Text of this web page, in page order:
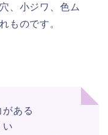
、小ジワ、色ム
ものです。
ある
い